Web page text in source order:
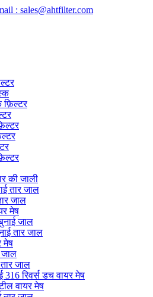
: sales@ahtfilter.com
फ़िल्टर
की जाली
तार जाल
जाल
मेष
जाल
तार जाल
मेष
जाल
तार जाल
रिवर्स डच वायर मेष
वायर मेष